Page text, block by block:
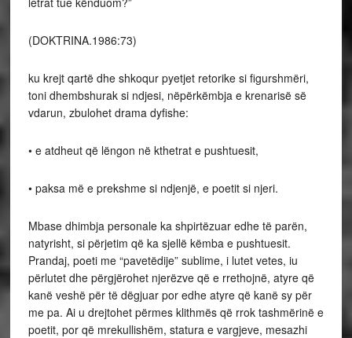
(DOKTRINA.1986:73)
ku krejt qartë dhe shkoqur pyetjet retorike si figurshmëri,
toni dhembshurak si ndjesi, nëpërkëmbja e krenarisë së
vdarun, zbulohet drama dyfishe:
• e atdheut që lëngon në kthetrat e pushtuesit,
• paksa më e prekshme si ndjenjë, e poetit si njeri.
Mbase dhimbja personale ka shpirtëzuar edhe të parën,
natyrisht, si përjetim që ka sjellë këmba e pushtuesit.
Prandaj, poeti me “pavetëdije” sublime, i lutet vetes, iu
përlutet dhe përgjërohet njerëzve që e rrethojnë, atyre që
kanë veshë për të dëgjuar por edhe atyre që kanë sy për
me pa. Ai u drejtohet përmes klithmës që rrok tashmërinë e
poetit, por që mrekullishëm, statura e vargjeve, mesazhi